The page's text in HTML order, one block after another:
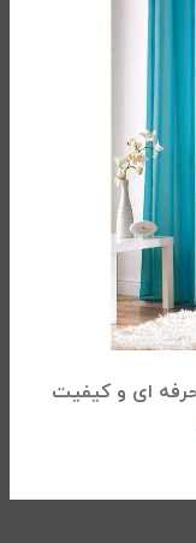
ای و کیفیت
قدیمی ترین
فروشگاه کالای خواب تهران ، که از سال 1360 مشغول به
همواره در تلاش
راحتی داشته
تماما ضد
بالا میباشند تا
خشنودی و